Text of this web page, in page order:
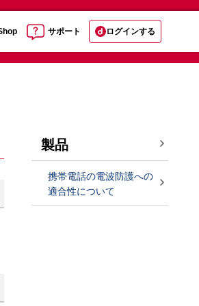
サポート ログインする
製品
携帯電話の電波防護への
適合性について